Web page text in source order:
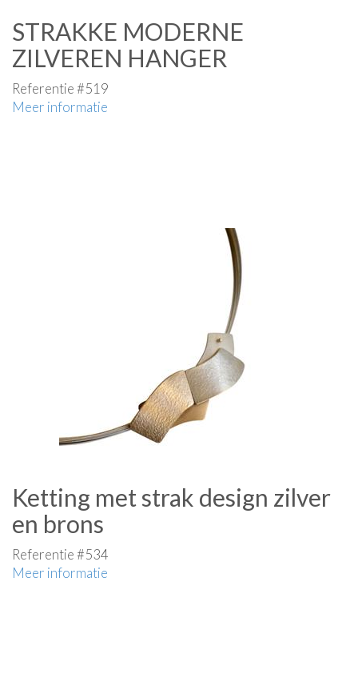
STRAKKE MODERNE
ZILVEREN HANGER
Referentie #519
Meer informatie
Ketting met strak design zilver
en brons
Referentie #534
Meer informatie